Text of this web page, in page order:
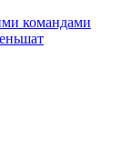
командами